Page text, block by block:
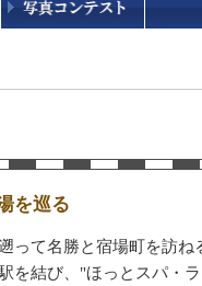
を巡る
って名勝と宿場町を訪
を結び、"ほっとスパ・